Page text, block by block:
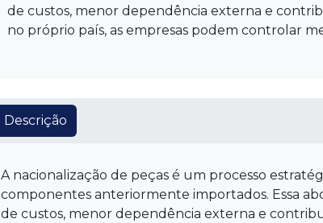
de custos, menor dependência externa e
no próprio país, as empresas podem controlar
Descrição
A nacionalização de peças é um processo
componentes anteriormente importados. Essa
de custos, menor dependência externa e